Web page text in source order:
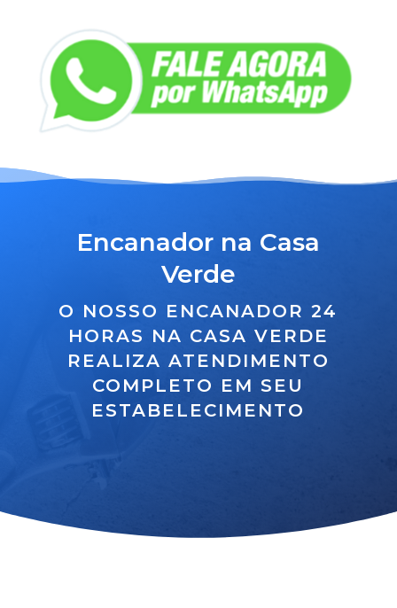
Encanador na Casa
Verde
O NOSSO ENCANADOR 24
HORAS NA CASA VERDE
REALIZA ATENDIMENTO
COMPLETO EM SEU
ESTABELECIMENTO